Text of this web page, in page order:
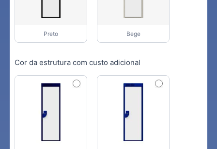
Preto Bege
Cor da estrutura com custo adicional